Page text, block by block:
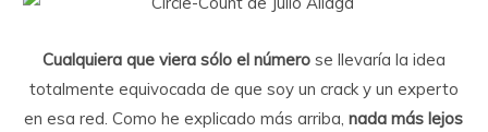
Cualquiera que viera sólo el númerose llevaría la idea
totalmente equivocada de que soy un crack y un experto
en esa red. Como he explicado más arriba,nada más lejos